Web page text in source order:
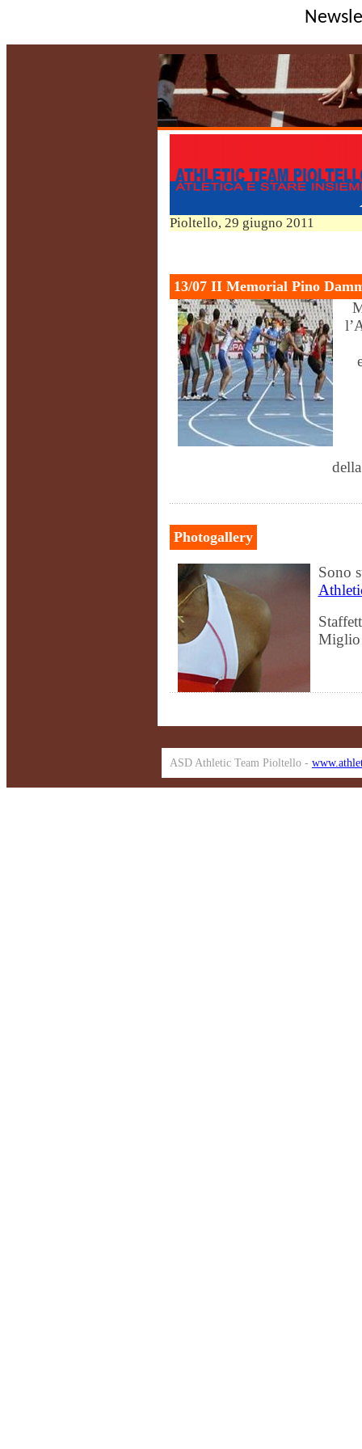
Pioltello, 29 giugno 2011
13/07 II MemorialPino
l’
Photogallery
Sono
Miglio
ASD Athletic Team Pioltello -